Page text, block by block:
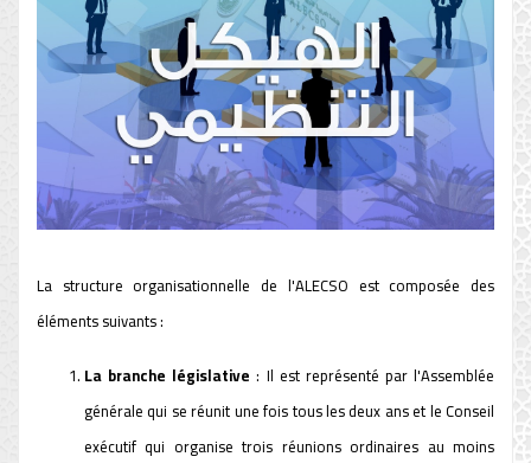
La structure organisationnelle de l'ALECSO est composée des
éléments suivants :
La branche législative : Il est représenté par l'Assemblée
générale qui se réunit une fois tous les deux ans et le Conseil
exécutif qui organise trois réunions ordinaires au moins